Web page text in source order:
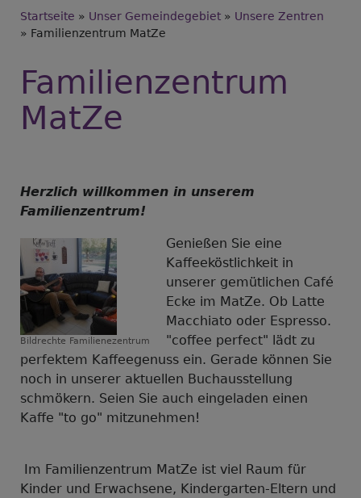
Breadcrumb
Startseite Unser Gemeindegebiet
Unsere Zentren
Familienzentrum MatZe
Familienzentrum
MatZe
Herzlich willkommen in unserem
Familienzentrum!
Bildrechte Familienezentrum
Genießen Sie eine
Kaffeeköstlichkeit in
unserer gemütlichen Café
Ecke im MatZe. Ob Latte
Macchiato oder Espresso.
"coffee perfect" lädt zu
perfektem Kaffeegenuss ein. Gerade können Sie
noch in unserer aktuellen Buchausstellung
schmökern. Seien Sie auch eingeladen einen
Kaffe "to go" mitzunehmen!
Im Familienzentrum MatZe ist viel Raum für
Kinder und Erwachsene, Kindergarten-Eltern und